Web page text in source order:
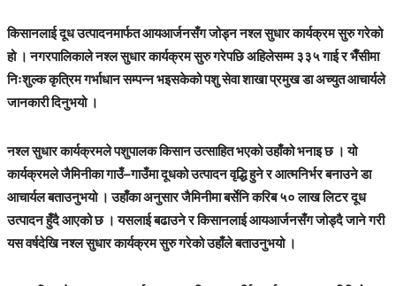
किसानलाई दूध उत्पादनमार्फत आयआर्जनसँग जोड्न नश्ल सुधार कार्यक्रम सुरु गरेको
हो । नगरपालिकाले नश्ल सुधार कार्यक्रम सुरु गरेपछि अहिलेसम्म ३३५ गाई र भैँसीमा
निःशुल्क कृत्रिम गर्भाधान सम्पन्न भइसकेको पशु सेवा शाखा प्रमुख डा अच्युत आचार्यले
जानकारी दिनुभयो ।
नश्ल सुधार कार्यक्रमले पशुपालक किसान उत्साहित भएको उहाँको भनाइ छ । यो
कार्यक्रमले जैमिनीका गाउँ–गाउँमा दूधको उत्पादन वृद्धि हुने र आत्मनिर्भर बनाउने डा
आचार्यल बताउनुभयो । उहाँका अनुसार जैमिनीमा बर्सेनि करिब ५० लाख लिटर दूध
उत्पादन हुँदै आएको छ । यसलाई बढाउने र किसानलाई आयआर्जनसँग जोड्दै जाने गरी
यस वर्षदेखि नश्ल सुधार कार्यक्रम सुरु गरेको उहाँले बताउनुभयो ।